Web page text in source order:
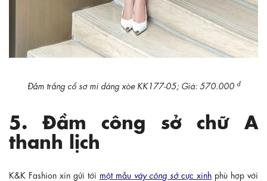
Đầm trắng cổ sơ mi dáng xòe KK177-05; Giá: 570.000 đ
5. Đầm công sở chữ A
thanh lịch
K&K Fashion xin gửi tới một mẫu váy công sởcực xinh phù hợp với